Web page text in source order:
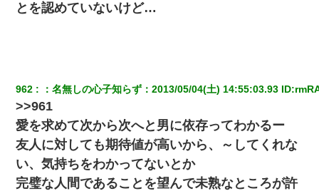
とを認めていないけど…
962 ：名無しの心子知らず ：2013/05/04(土) 14:55:03.93 ID:
>>961
愛を求めて次から次へと男に依存ってわかるー
友人に対しても期待値が高いから、～してくれな
い、気持ちをわかってないとか
完璧な人間であることを望んで未熟なところが許